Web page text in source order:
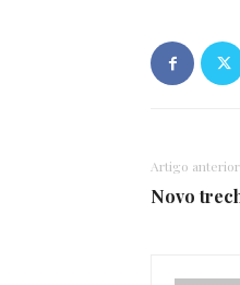
Artigo anterior
Novo